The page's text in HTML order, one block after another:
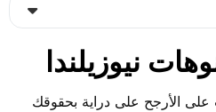
على الأرجح على دراية بحقوقك